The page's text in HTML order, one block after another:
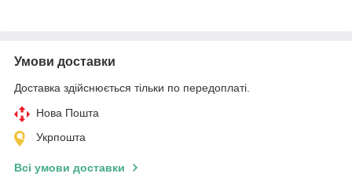
Умови доставки
Доставка здійснюється тільки по передоплаті.
Нова Пошта
Укрпошта
Всі умови доставки